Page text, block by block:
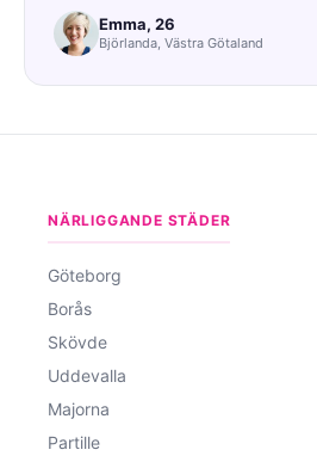
Emma, 26
Björlanda, Västra Götaland
NÄRLIGGANDE STÄDER
Göteborg
Borås
Skövde
Uddevalla
Majorna
Partille